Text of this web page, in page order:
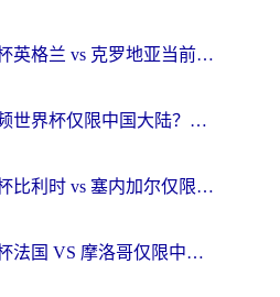
在国外看世界杯英格兰 vs 克罗地亚当前地区不可播放？这篇指南帮你搞定所有海外观赛难题
在海外看央视频世界杯仅限中国大陆？这篇指南帮你解锁中文解说+无卡顿直播
在海外看世界杯比利时 vs 塞内加尔仅限中国大陆？我找到了最流畅的中文解说之路
在国外看世界杯法国 VS 摩洛哥仅限中国大陆？海外党这样看中文解说赛事不卡顿